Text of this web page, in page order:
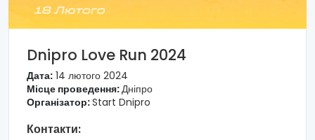
Dnipro Love Run 2024
Дата: 14 лютого 2024
Місце проведення:Дніпро
Організатор:Start Dnipro
Контакти: